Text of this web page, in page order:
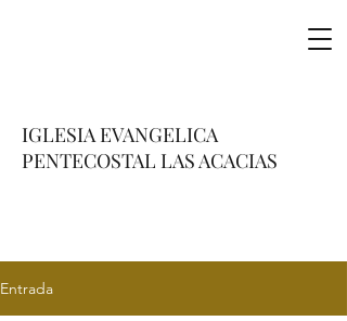
IGLESIA EVANGELICA
PENTECOSTAL LAS ACACIAS
Entrada